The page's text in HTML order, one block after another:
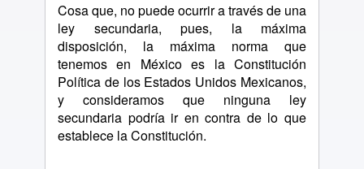
Cosa que, no puede ocurrir a través de una
ley secundaria, pues, la máxima
disposición, la máxima norma que
tenemos en México es la Constitución
Política de los Estados Unidos Mexicanos,
y consideramos que ninguna ley
secundaria podría ir en contra de lo que
establece la Constitución.